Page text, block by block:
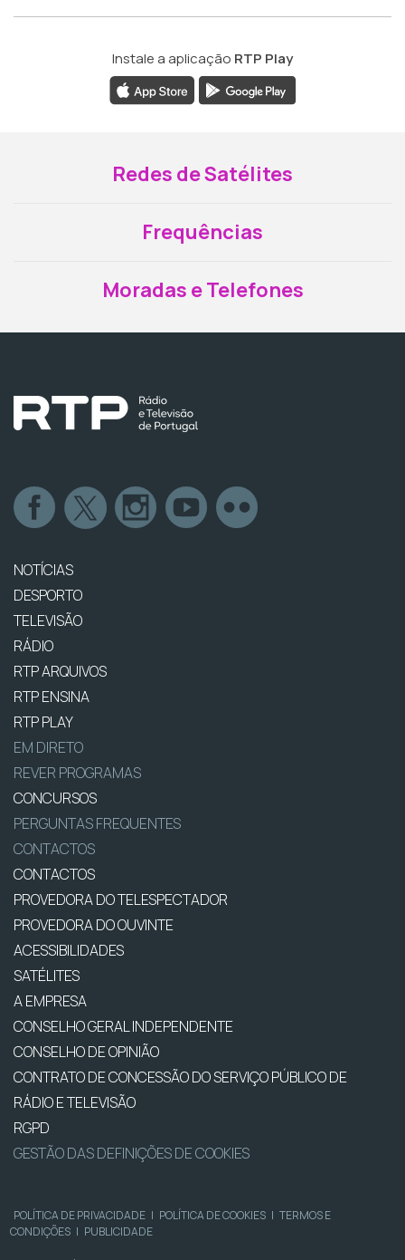
Instale a aplicação RTP Play
Redes de Satélites
Frequências
Moradas e Telefones
NOTÍCIAS
DESPORTO
TELEVISÃO
RÁDIO
RTP ARQUIVOS
RTP ENSINA
RTP PLAY
EM DIRETO
REVER PROGRAMAS
CONCURSOS
PERGUNTAS FREQUENTES
CONTACTOS
CONTACTOS
PROVEDORA DO TELESPECTADOR
PROVEDORA DO OUVINTE
ACESSIBILIDADES
SATÉLITES
A EMPRESA
CONSELHO GERAL INDEPENDENTE
CONSELHO DE OPINIÃO
CONTRATO DE CONCESSÃO DO SERVIÇO PÚBLICO DE
RÁDIO E TELEVISÃO
RGPD
GESTÃO DAS DEFINIÇÕES DE COOKIES
POLÍTICA DE PRIVACIDADE | POLÍTICA DE COOKIES | TERMOS E
CONDIÇÕES | PUBLICIDADE